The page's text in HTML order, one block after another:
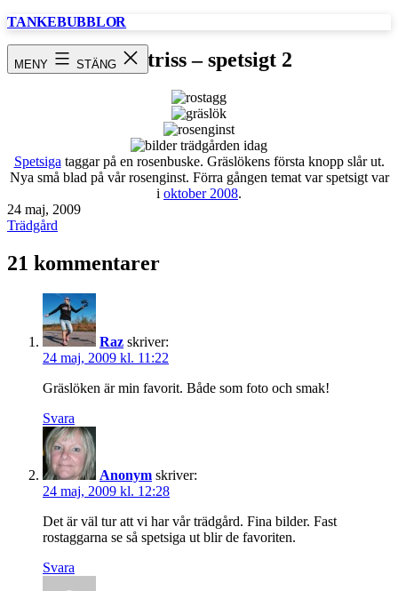
Hoppa
TANKEBUBBLOR
MENY STÄNGFototriss – spetsigt 2
Spetsiga taggar på en rosenbuske. Gräslökens första knopp slår ut.
Nya små blad på vår rosenginst. Förra gången temat var spetsigt var
i oktober 2008.
Publicerat
den
24 maj, 2009
Kategoriserat
Trädgård
21 kommentarer
Raz skriver:
24 maj, 2009 kl. 11:22
Gräslöken är min favorit. Både som foto och smak!
Svara
Anonym skriver:
24 maj, 2009 kl. 12:28
Det är väl tur att vi har vår trädgård. Fina bilder. Fast
rostaggarna se så spetsiga ut blir de favoriten.
Svara